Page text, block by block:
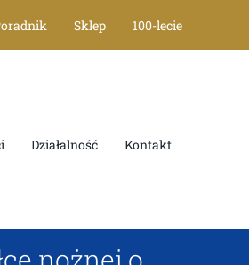
Sklep 100-lecie
Działalność Kontakt